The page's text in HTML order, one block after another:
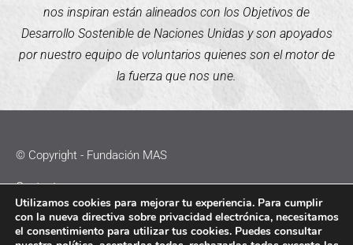
nos inspiran están alineados con los Objetivos de
Desarrollo Sostenible de Naciones Unidas y son apoyados
por nuestro equipo de voluntarios quienes son el motor de
la fuerza que nos une.
© Copyright - Fundación MAS
Contacto
Política de Cookies
Utilizamos cookies para mejorar tu experiencia. Para cumplir
con la nueva directiva sobre privacidad electrónica, necesitamos
el consentimiento para utilizar tus cookies. Puedes consultar